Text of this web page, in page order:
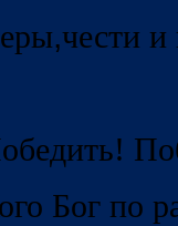
,чести
Бог по